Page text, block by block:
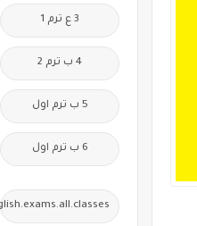
3 ع ترم 1
4 ب ترم 2
5 ب ترم اول
6 ب ترم اول